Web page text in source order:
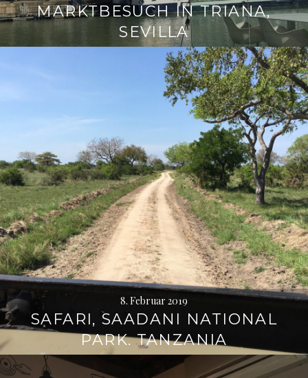
MARKTBESUCH IN TRIANA,
SEVILLA
8. Februar 2019
SAFARI, SAADANI NATIONAL
PARK. TANZANIA